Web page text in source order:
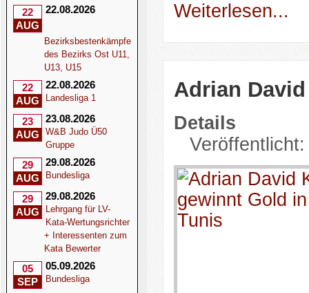
22
AUG
22.08.2026
Bezirksbestenkämpfe
des Bezirks Ost U11,
U13, U15
22
AUG
22.08.2026
Landesliga 1
23
AUG
23.08.2026
W&B Judo Ü50
Gruppe
29
AUG
29.08.2026
Bundesliga
29
AUG
29.08.2026
Lehrgang für LV-
Kata-Wertungsrichter
+ Interessenten zum
Kata Bewerter
05
SEP
05.09.2026
Bundesliga
Weiterlesen...
Adrian
Details